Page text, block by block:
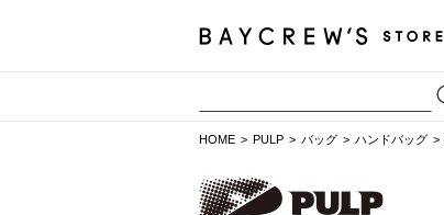
HOME PULP バッグ ハンドバッグ